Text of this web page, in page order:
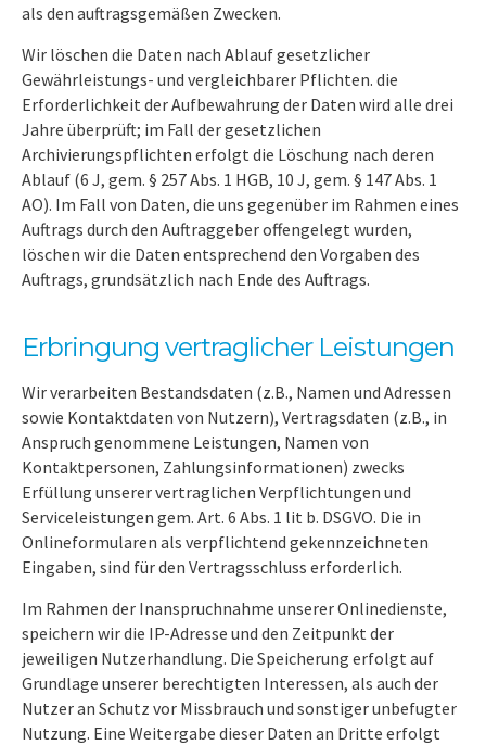
als den auftragsgemäßen Zwecken.
Wir löschen die Daten nach Ablauf gesetzlicher
Gewährleistungs- und vergleichbarer Pflichten. die
Erforderlichkeit der Aufbewahrung der Daten wird alle drei
Jahre überprüft; im Fall der gesetzlichen
Archivierungspflichten erfolgt die Löschung nach deren
Ablauf (6 J, gem. § 257 Abs. 1 HGB, 10 J, gem. § 147 Abs. 1
AO). Im Fall von Daten, die uns gegenüber im Rahmen eines
Auftrags durch den Auftraggeber offengelegt wurden,
löschen wir die Daten entsprechend den Vorgaben des
Auftrags, grundsätzlich nach Ende des Auftrags.
Erbringung vertraglicher Leistungen
Wir verarbeiten Bestandsdaten (z.B., Namen und Adressen
sowie Kontaktdaten von Nutzern), Vertragsdaten (z.B., in
Anspruch genommene Leistungen, Namen von
Kontaktpersonen, Zahlungsinformationen) zwecks
Erfüllung unserer vertraglichen Verpflichtungen und
Serviceleistungen gem. Art. 6 Abs. 1 lit b. DSGVO. Die in
Onlineformularen als verpflichtend gekennzeichneten
Eingaben, sind für den Vertragsschluss erforderlich.
Im Rahmen der Inanspruchnahme unserer Onlinedienste,
speichern wir die IP-Adresse und den Zeitpunkt der
jeweiligen Nutzerhandlung. Die Speicherung erfolgt auf
Grundlage unserer berechtigten Interessen, als auch der
Nutzer an Schutz vor Missbrauch und sonstiger unbefugter
Nutzung. Eine Weitergabe dieser Daten an Dritte erfolgt